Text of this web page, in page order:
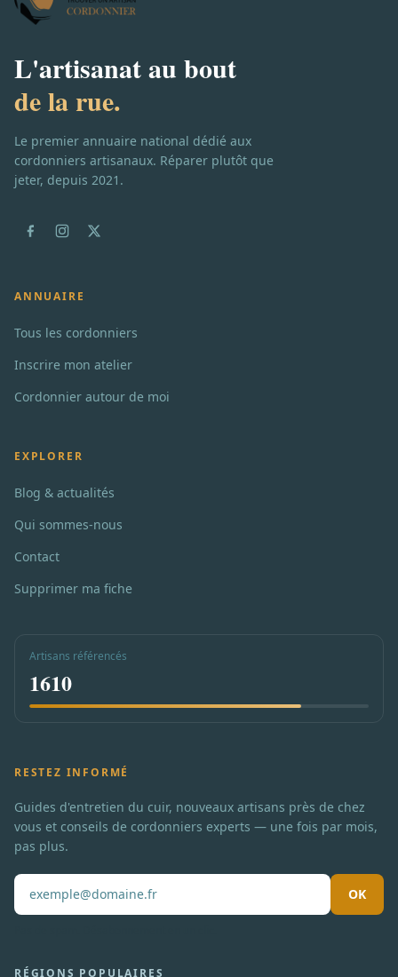
L'artisanat au bout
de la rue.
Le premier annuaire national dédié aux
cordonniers artisanaux. Réparer plutôt que
jeter, depuis 2021.
ANNUAIRE
Tous les cordonniers
Inscrire mon atelier
Cordonnier autour de moi
EXPLORER
Blog & actualités
Qui sommes-nous
Contact
Supprimer ma fiche
Artisans référencés
1610
RESTEZ INFORMÉ
Guides d'entretien du cuir, nouveaux artisans près de chez
vous et conseils de cordonniers experts — une fois par mois,
pas plus.
OK
RÉGIONS POPULAIRES